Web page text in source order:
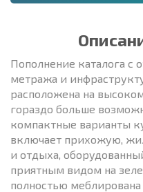
Пополнение каталога с
метража и
расположена на
гораздо больше
компактные варианты
включает прихожую,
и отдыха,
приятным видом на
полностью